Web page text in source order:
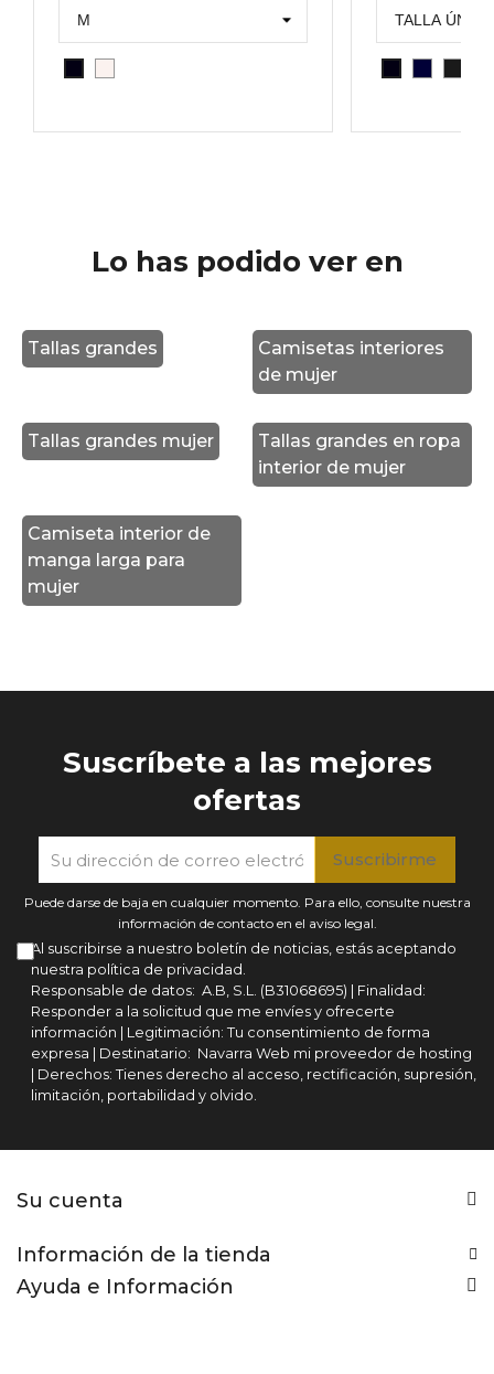
NEGRO
CAVA NEGRO
MARINO
Lo has podido ver en
Tallas grandes
Camisetas interiores
de mujer
Tallas grandes mujer
Tallas grandes en ropa
interior de mujer
Camiseta interior de
manga larga para
mujer
Suscríbete a las mejores
ofertas
Puede darse de baja en cualquier momento. Para ello, consulte nuestra
información de contacto en el aviso legal.
Al suscribirse a nuestro boletín de noticias, estás aceptando
nuestra política de privacidad.
Responsable de datos: A.B, S.L. (B31068695) | Finalidad:
Responder a la solicitud que me envíes y ofrecerte
información | Legitimación: Tu consentimiento de forma
expresa | Destinatario: Navarra Web mi proveedor de hosting
| Derechos: Tienes derecho al acceso, rectificación, supresión,
limitación, portabilidad y olvido.
Su cuenta
Información de la tienda
Ayuda e Información